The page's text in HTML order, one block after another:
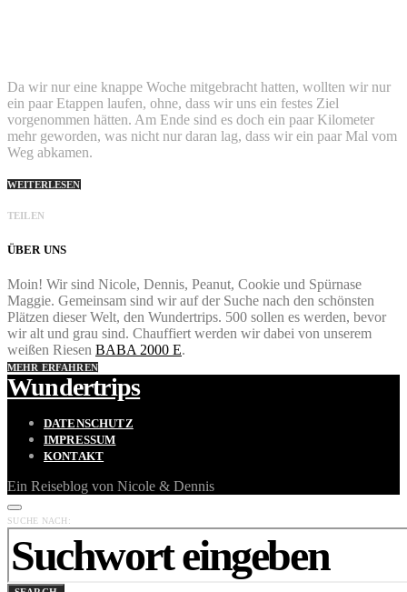
Da wir nur eine knappe Woche mitgebracht hatten, wollten wir nur
ein paar Etappen laufen, ohne, dass wir uns ein festes Ziel
vorgenommen hätten. Am Ende sind es doch ein paar Kilometer
mehr geworden, was nicht nur daran lag, dass wir ein paar Mal vom
Weg abkamen.
WEITERLESEN
TEILEN
ÜBER UNS
Moin! Wir sind Nicole, Dennis, Peanut, Cookie und Spürnase
Maggie. Gemeinsam sind wir auf der Suche nach den schönsten
Plätzen dieser Welt, den Wundertrips. 500 sollen es werden, bevor
wir alt und grau sind. Chauffiert werden wir dabei von unserem
weißen Riesen BABA 2000 E.
MEHR ERFAHREN
Wundertrips
DATENSCHUTZ
IMPRESSUM
KONTAKT
Ein Reiseblog von Nicole & Dennis
SUCHE NACH: